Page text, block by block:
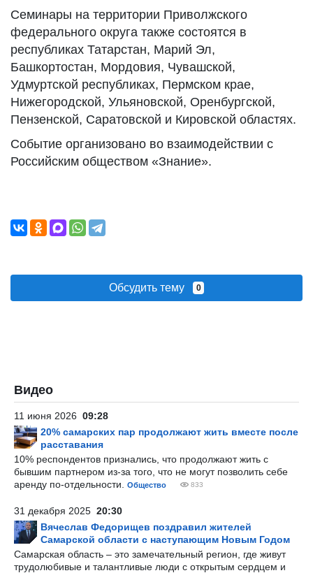
Семинары на территории Приволжского
федерального округа также состоятся в
республиках Татарстан, Марий Эл,
Башкортостан, Мордовия, Чувашской,
Удмуртской республиках, Пермском крае,
Нижегородской, Ульяновской, Оренбургской,
Пензенской, Саратовской и Кировской областях.
Событие организовано во взаимодействии с
Российским обществом «Знание».
Обсудить тему 0
Видео
11 июня 2026 09:28
20% самарских пар продолжают жить вместе после
расставания
10% респондентов признались, что продолжают жить с
бывшим партнером из-за того, что не могут позволить себе
аренду по-отдельности.
Общество 833
31 декабря 2025 20:30
Вячеслав Федорищев поздравил жителей
Самарской области с наступающим Новым Годом
Самарская область – это замечательный регион, где живут
трудолюбивые и талантливые люди с открытым сердцем и